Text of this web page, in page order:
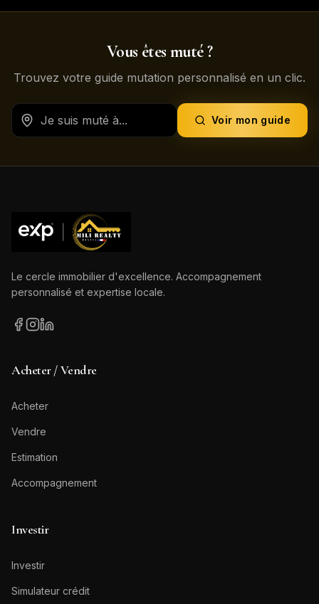
Vous êtes muté ?
Trouvez votre guide mutation personnalisé en un clic.
Voir mon guide
Le cercle immobilier d'excellence. Accompagnement
personnalisé et expertise locale.
Acheter / Vendre
Acheter
Vendre
Estimation
Accompagnement
Investir
Investir
Simulateur crédit